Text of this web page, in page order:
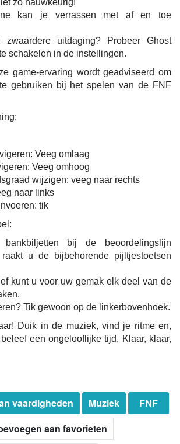
zo nauwkeurig!
kan je verrassen met af en toe
uitdaging? Probeer Ghost
schakelen in de instellingen.
game-ervaring wordt geadviseerd om
gebruiken bij het spelen van de FNF
Veeg omlaag
Veeg omhoog
wijzigen: veeg naar rechts
naar links
tik
bij de beoordelingslijn
raakt u de bijbehorende pijltjestoetsen
kunt u voor uw gemak elk deel van de
Tik gewoon op de linkerbovenhoek.
Duik in de muziek, vind je ritme en,
een ongelooflijke tijd. Klaar, klaar,
vaardigheden Muziek
FNF
aan favorieten